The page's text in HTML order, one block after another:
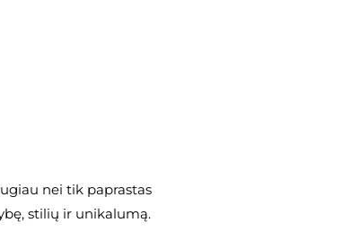
nei tik paprastas
stilių ir unikalumą.